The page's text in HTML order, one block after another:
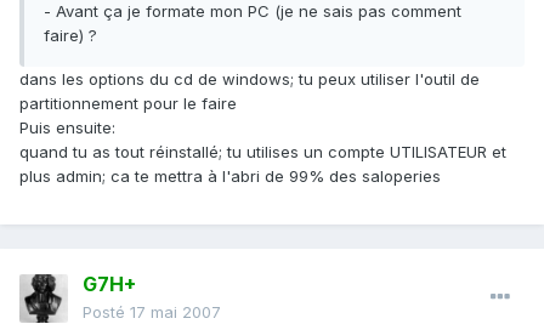
- Avant ça je formate mon PC (je ne sais pas comment
faire) ?
dans les options du cd de windows; tu peux utiliser l'outil de
partitionnement pour le faire
Puis ensuite:
quand tu as tout réinstallé; tu utilises un compte UTILISATEUR et
plus admin; ca te mettra à l'abri de 99% des saloperies
G7H+
Posté 17 mai 2007